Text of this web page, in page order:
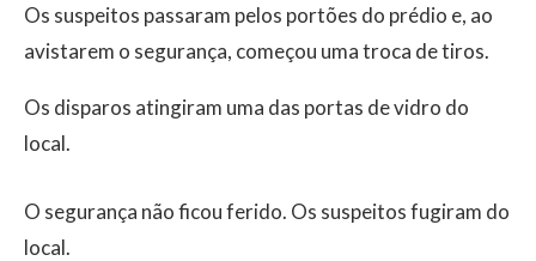
Os suspeitos passaram pelos portões do prédio e, ao
avistarem o segurança, começou uma troca de tiros.
Os disparos atingiram uma das portas de vidro do
local.
O segurança não ficou ferido. Os suspeitos fugiram do
local.